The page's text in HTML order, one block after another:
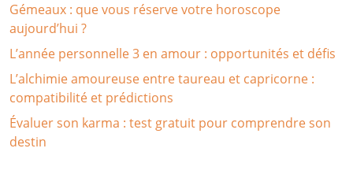
Gémeaux : que vous réserve votre horoscope
aujourd’hui ?
L’année personnelle 3 en amour : opportunités et défis
L’alchimie amoureuse entre taureau et capricorne :
compatibilité et prédictions
Évaluer son karma : test gratuit pour comprendre son
destin